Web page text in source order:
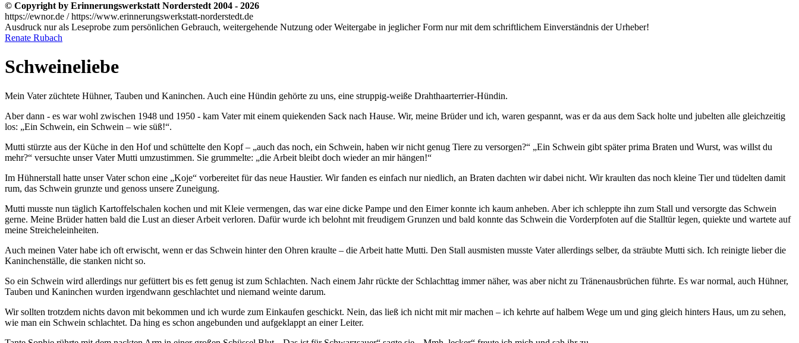
© Copyright by Erinnerungswerkstatt Norderstedt 2004 - 2026
https://ewnor.de / https://www.erinnerungswerkstatt-norderstedt.de
Ausdruck nur als Leseprobe zum persönlichen Gebrauch, weitergehende Nutzung oder Weitergabe in jeglicher Form nur mit dem schriftlichem Einverständnis der Urheber!
Renate Rubach
Schweineliebe
Mein Vater züchtete Hühner, Tauben und Kaninchen. Auch eine Hündin gehörte zu uns, eine struppig-weiße Drahthaarterrier-Hündin.
Aber dann - es war wohl zwischen 1948 und 1950 - kam Vater mit einem quiekenden Sack nach Hause. Wir, meine Brüder und ich, waren gespannt, was er da aus dem Sack holte und jubelten alle gleichzeitig
los:
Ein Schwein, ein Schwein – wie süß! .
Mutti stürzte aus der Küche in den Hof und schüttelte den Kopf –
auch das noch, ein Schwein, haben wir nicht genug Tiere zu versorgen?
Ein Schwein gibt später prima Braten und Wurst, was willst du
mehr?
versuchte unser Vater Mutti umzustimmen. Sie grummelte:
die Arbeit bleibt doch wieder an mir hängen!
Im Hühnerstall hatte unser Vater schon eine
Koje
vorbereitet für das neue Haustier. Wir fanden es einfach nur niedlich, an Braten dachten wir dabei nicht. Wir kraulten das noch kleine Tier und tüdelten damit
rum, das Schwein grunzte und genoss unsere Zuneigung.
Mutti musste nun täglich Kartoffelschalen kochen und mit Kleie vermengen, das war eine dicke Pampe und den Eimer konnte ich kaum anheben. Aber ich schleppte ihn zum Stall und versorgte das Schwein
gerne. Meine Brüder hatten bald die Lust an dieser Arbeit verloren. Dafür wurde ich belohnt mit freudigem Grunzen und bald konnte das Schwein die Vorderpfoten auf die Stalltür legen, quiekte und wartete auf
meine Streicheleinheiten.
Auch meinen Vater habe ich oft erwischt, wenn er das Schwein hinter den Ohren kraulte – die Arbeit hatte Mutti. Den Stall ausmisten musste Vater allerdings selber, da sträubte Mutti sich. Ich reinigte lieber die
Kaninchenställe, die stanken nicht so.
So ein Schwein wird allerdings nur gefüttert bis es fett genug ist zum Schlachten. Nach einem Jahr rückte der Schlachttag immer näher, was aber nicht zu Tränenausbrüchen führte. Es war normal, auch Hühner,
Tauben und Kaninchen wurden irgendwann geschlachtet und niemand weinte darum.
Wir sollten trotzdem nichts davon mit bekommen und ich wurde zum Einkaufen geschickt. Nein, das ließ ich nicht mit mir machen – ich kehrte auf halbem Wege um und ging gleich hinters Haus, um zu sehen,
wie man ein Schwein schlachtet. Da hing es schon angebunden und aufgeklappt an einer Leiter.